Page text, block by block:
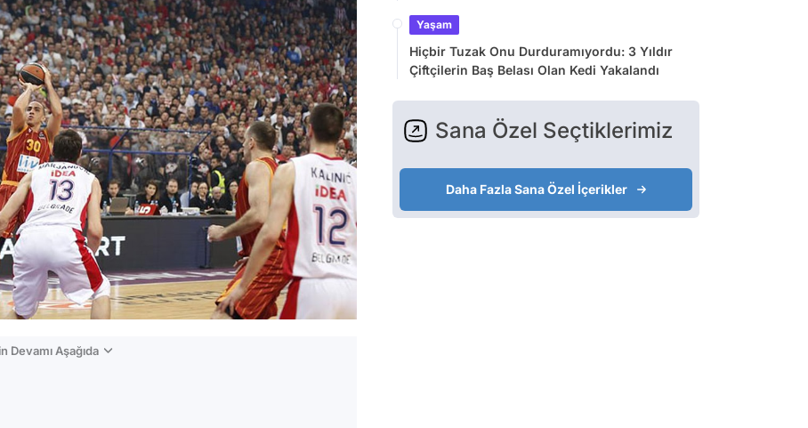
Devamı Aşağıda
Yaşam
Hiçbir Tuzak Onu Durduramıyordu: 3 Yıldır
Çiftçilerin Baş Belası Olan Kedi Yakalandı
Sana Özel Seçtiklerimiz
Daha Fazla Sana Özel İçerikler